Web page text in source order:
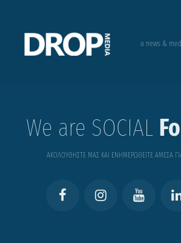
a news &
We are SOCIAL
ΑΚΟΛΟΥΘΗΣΤΕ ΜΑΣ ΚΑΙ ΕΝΗΜΕΡΩΘΕΙΤΕ ΑΜΕΣΑ